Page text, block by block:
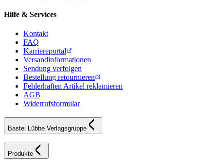
Hilfe & Services
Kontakt
FAQ
Karriereportal
Versandinformationen
Sendung verfolgen
Bestellung retournieren
Fehlerhaften Artikel reklamieren
AGB
Widerrufsformular
Bastei Lübbe Verlagsgruppe
Produkte